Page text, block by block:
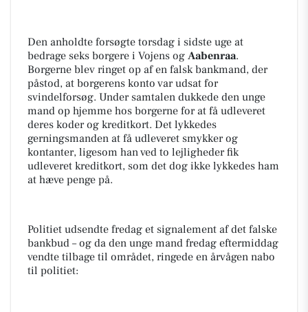
Den anholdte forsøgte torsdag i sidste uge at
bedrage seks borgere i Vojens og Aabenraa.
Borgerne blev ringet op af en falsk bankmand, der
påstod, at borgerens konto var udsat for
svindelforsøg. Under samtalen dukkede den unge
mand op hjemme hos borgerne for at få udleveret
deres koder og kreditkort. Det lykkedes
gerningsmanden at få udleveret smykker og
kontanter, ligesom han ved to lejligheder fik
udleveret kreditkort, som det dog ikke lykkedes ham
at hæve penge på.
Politiet udsendte fredag et signalement af det falske
bankbud – og da den unge mand fredag eftermiddag
vendte tilbage til området, ringede en årvågen nabo
til politiet: